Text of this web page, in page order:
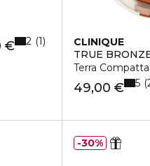
€ 2 1
CLINIQUE
TRUE
Terra
49,00 € 5
30%